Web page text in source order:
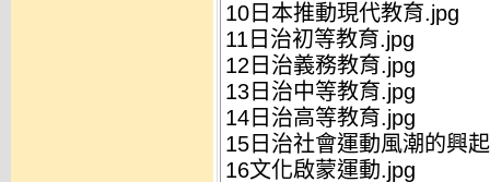
10日本推動現代教育.jpg
11日治初等教育.jpg
12日治義務教育.jpg
13日治中等教育.jpg
14日治高等教育.jpg
15日治社會運動風潮的興
16文化啟蒙運動.jpg